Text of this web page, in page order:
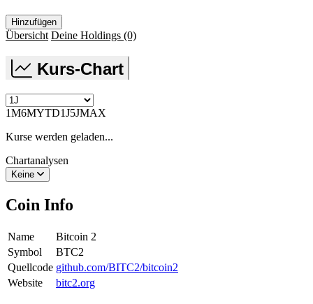
Hinzufügen
Übersicht Deine Holdings (0)
Kurs-Chart
1M6MYTD1J5JMAX
Kurse werden geladen...
Chartanalysen
Keine
Coin Info
Name
Bitcoin 2
Symbol
BTC2
Quellcode github.com/BITC2/bitcoin2
Website
bitc2.org